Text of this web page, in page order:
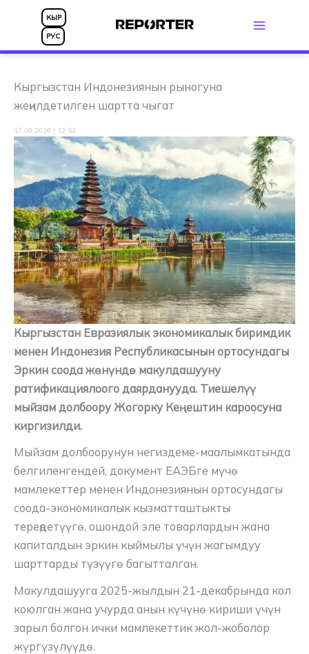
КЫР
РУС
Кыргызстан Индонезиянын рыногуна
жеңилдетилген шартта чыгат
17.06.2026 | 12:53
Кыргызстан Евразиялык экономикалык биримдик
менен Индонезия Республикасынын ортосундагы
Эркин соода жөнүндө макулдашууну
ратификациялоого даярданууда. Тиешелүү
мыйзам долбоору Жогорку Кеңештин кароосуна
киргизилди.
Мыйзам долбоорунун негиздеме-маалымкатында
белгиленгендей, документ ЕАЭБге мүчө
мамлекеттер менен Индонезиянын ортосундагы
соода-экономикалык кызматташтыкты
тереңдетүүгө, ошондой эле товарлардын жана
капиталдын эркин кыймылы үчүн жагымдуу
шарттарды түзүүгө багытталган.
Макулдашууга 2025-жылдын 21-декабрында кол
коюлган жана учурда анын күчүнө кириши үчүн
зарыл болгон ички мамлекеттик жол-жоболор
жүргүзүлүүдө.